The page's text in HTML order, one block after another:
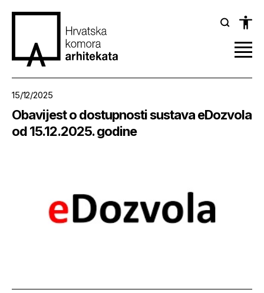
15/12/2025
Obavijest o dostupnosti sustava eDozvola
od 15.12.2025. godine